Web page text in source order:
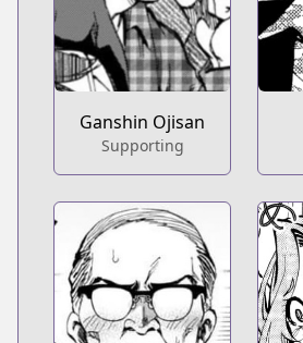
Ganshin Ojisan
Supporting